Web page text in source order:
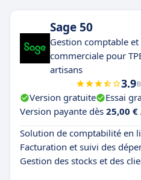
Sage 50
Gestion comptable et
commerciale pour
artisans
3.9
Version gratuite Essai
Version payante dès 25,00
Solution de comptabilité en
Facturation et suivi des
Gestion des stocks et des